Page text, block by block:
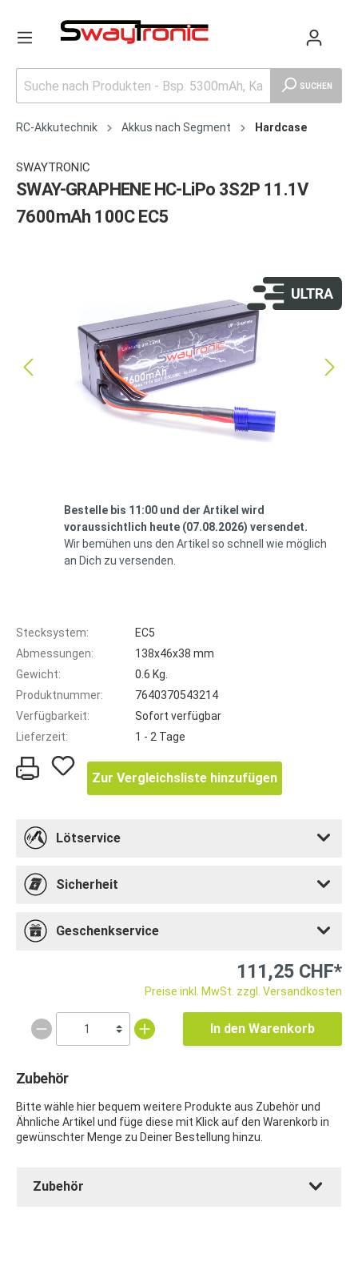
SUCHEN
RC-Akkutechnik Akkus nach Segment Hardcase
SWAYTRONIC
SWAY-GRAPHENE HC-LiPo 3S2P 11.1V
7600mAh 100C EC5
Bestelle bis 11:00 und der Artikel wird
voraussichtlich heute (07.08.2026) versendet.
Wir bemühen uns den Artikel so schnell wie möglich
an Dich zu versenden.
Stecksystem:
EC5
Abmessungen:
138x46x38 mm
Gewicht:
0.6 Kg.
Produktnummer:
7640370543214
Verfügbarkeit:
Sofort verfügbar
Lieferzeit:
1 - 2 Tage
Zur Vergleichsliste hinzufügen
Lötservice
Sicherheit
Geschenkservice
111,25 CHF*
Preise inkl. MwSt. zzgl. Versandkosten
In den Warenkorb
Zubehör
Bitte wähle hier bequem weitere Produkte aus Zubehör und
Ähnliche Artikel und füge diese mit Klick auf den Warenkorb in
gewünschter Menge zu Deiner Bestellung hinzu.
Zubehör